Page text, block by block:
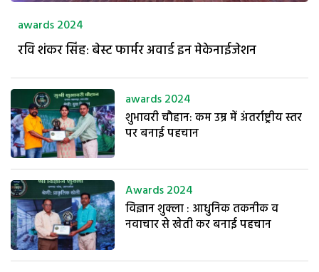
awards 2024
रवि शंकर सिंह: बेस्ट फार्मर अवार्ड इन मेकेनाईजेशन
awards 2024
शुभावरी चौहान: कम उम्र में अंतर्राष्ट्रीय स्तर
पर बनाई पहचान
Awards 2024
विज्ञान शुक्ला : आधुनिक तकनीक व
नवाचार से खेती कर बनाई पहचान